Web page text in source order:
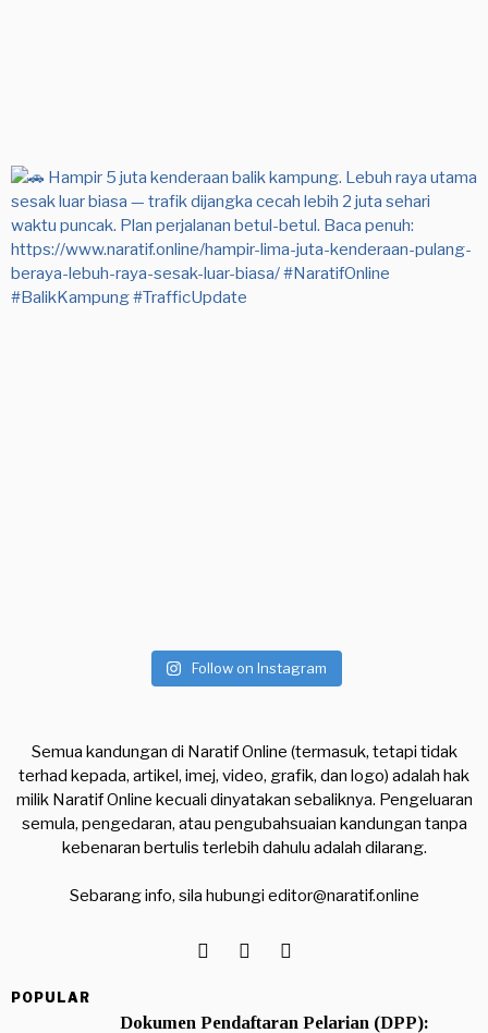
Follow on Instagram
Semua kandungan di Naratif Online (termasuk, tetapi tidak
terhad kepada, artikel, imej, video, grafik, dan logo) adalah hak
milik Naratif Online kecuali dinyatakan sebaliknya. Pengeluaran
semula, pengedaran, atau pengubahsuaian kandungan tanpa
kebenaran bertulis terlebih dahulu adalah dilarang.
Sebarang info, sila hubungi editor@naratif.online
POPULAR
Dokumen Pendaftaran Pelarian (DPP):